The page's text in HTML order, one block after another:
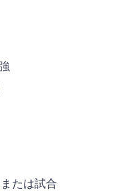
たは試合